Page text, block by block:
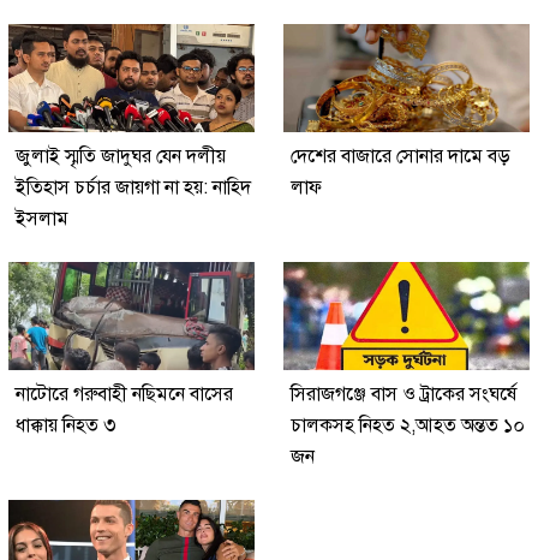
জুলাই স্মৃতি জাদুঘর যেন দলীয়
ইতিহাস চর্চার জায়গা না হয়: নাহিদ
ইসলাম
দেশের বাজারে সোনার দামে বড়
লাফ
নাটোরে গরুবাহী নছিমনে বাসের
ধাক্কায় নিহত ৩
সিরাজগঞ্জে বাস ও ট্রাকের সংঘর্ষে
চালকসহ নিহত ২,আহত অন্তত ১০
জন